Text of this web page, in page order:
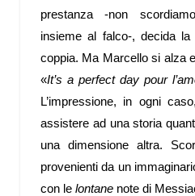
prestanza -non
insieme al falco-, decida
coppia. Ma Marcello si alza
«It’s a perfect day pour
L’impressione, in ogni
assistere ad una storia
una dimensione altra.
provenienti da un
con le lontane note di